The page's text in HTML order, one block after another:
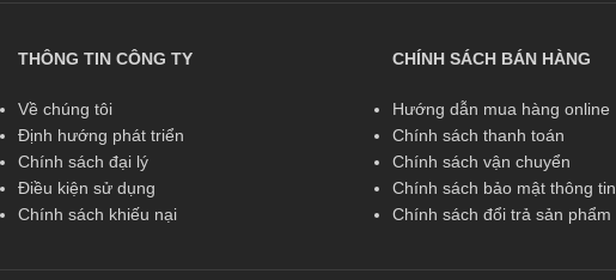
THÔNG TIN CÔNG TY
Về chúng tôi
Định hướng phát triển
Chính sách đại lý
Điều kiện sử dụng
Chính sách khiếu nại
CHÍNH SÁCH BÁN HÀNG
Hướng dẫn mua hàng online
Chính sách thanh toán
Chính sách vận chuyển
Chính sách bảo mật thông tin
Chính sách đổi trả sản phẩm